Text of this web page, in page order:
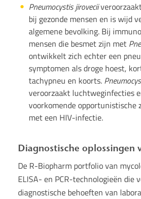
Pneumocystis jirovecii
bij gezonde mensen en is wijd
algemene bevolking. Bij
mensen die besmet zijn met
ontwikkelt zich echter een
symptomen als droge hoest,
tachypneu en koorts.
veroorzaakt luchtweginfecties
voorkomende opportunistische
met een HIV-infectie.
Diagnostische oplossingen
De R-Biopharm portfolio van
ELISA- en PCR-technologieën die
diagnostische behoeften van